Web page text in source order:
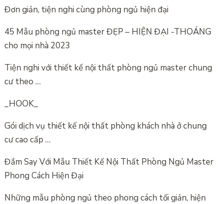
Đơn giản, tiện nghi cùng phòng ngủ hiện đại
45 Mẫu phòng ngủ master ĐẸP – HIỆN ĐẠI -THOÁNG
cho mọi nhà 2023
Tiện nghi với thiết kế nội thất phòng ngủ master chung
cư theo …
_HOOK_
Gói dịch vụ thiết kế nội thất phòng khách nhà ở chung
cư cao cấp …
Đắm Say Với Mẫu Thiết Kế Nội Thất Phòng Ngủ Master
Phong Cách Hiện Đại
Những mẫu phòng ngủ theo phong cách tối giản, hiện